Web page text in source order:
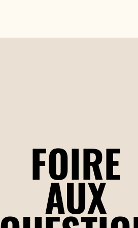
FOIRE
AUX